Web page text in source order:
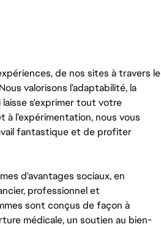
de nos sites à travers le
valorisons l’adaptabilité, la
s'exprimer tout votre
à l’expérimentation, nous vous
fantastique et de profiter
d'avantages sociaux, en
professionnel et
sont conçus de façon à
médicale, un soutien au bien-